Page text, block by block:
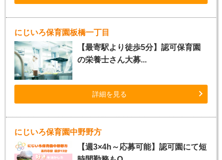
にじいろ保育園板橋一丁目
【最寄駅より徒歩5分】認可保育園
の栄養士さん大募...
詳細を見る
にじいろ保育園中野野方
【週3×4h～応募可能】認可園にて短